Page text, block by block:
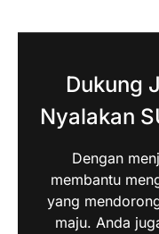
Dukung
Nyalakan
Dengan
membantu
yang
maju. Anda